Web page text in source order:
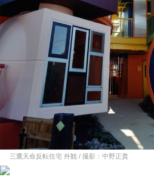
三鷹天命反転住宅 外観 / 撮影：中野正貴